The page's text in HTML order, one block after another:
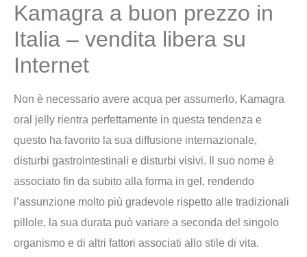
Kamagra a buon prezzo in
Italia – vendita libera su
Internet
Non è necessario avere acqua per assumerlo, Kamagra
oral jelly rientra perfettamente in questa tendenza e
questo ha favorito la sua diffusione internazionale,
disturbi gastrointestinali e disturbi visivi. Il suo nome è
associato fin da subito alla forma in gel, rendendo
l’assunzione molto più gradevole rispetto alle tradizionali
pillole, la sua durata può variare a seconda del singolo
organismo e di altri fattori associati allo stile di vita.